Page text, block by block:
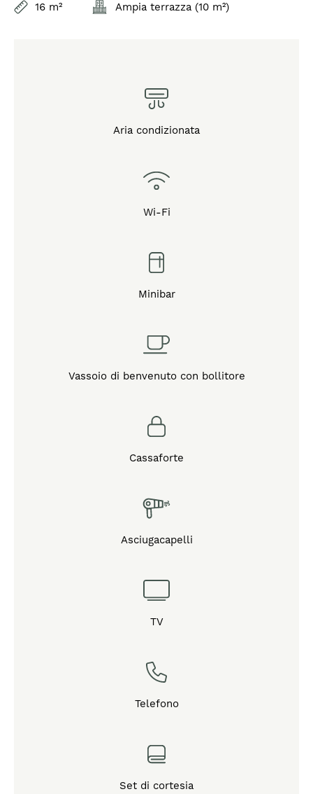
16 m² Ampia terrazza (10 m²)
Aria condizionata
Wi-Fi
Minibar
Vassoio di benvenuto con bollitore
Cassaforte
Asciugacapelli
TV
Telefono
Set di cortesia